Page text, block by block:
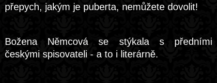
přepych, jakým je puberta, nemůžete dovolit!
Božena Němcová se stýkala s předními
českými spisovateli - a to i literárně.